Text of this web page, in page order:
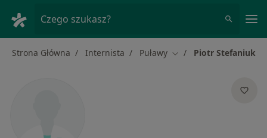
Czego szukasz?
Strona Główna Internista Puławy Zmień miasto
Piotr Stefaniuk